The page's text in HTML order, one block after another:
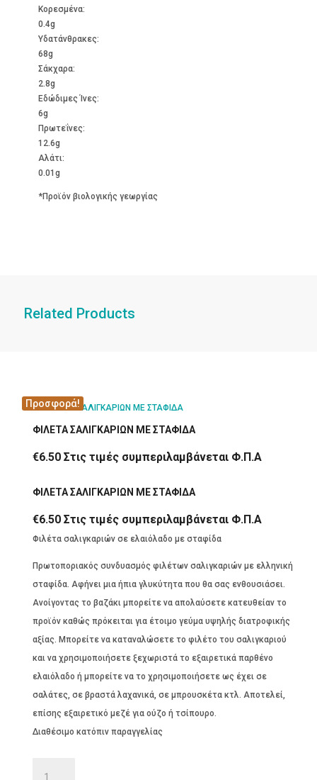
Kορεσμένα:
0.4g
Υδατάνθρακες:
68g
Σάκχαρα:
2.8g
Εδώδιμες Ίνες:
6g
Πρωτεΐνες:
12.6g
Αλάτι:
0.01g
*Προϊόν βιολογικής γεωργίας
Related Products
ΦΙΛΕΤΑ ΣΑΛΙΓΚΑΡΙΩΝ ΜΕ ΣΤΑΦΙΔΑ
€6.50 Στις τιμές συμπεριλαμβάνεται Φ.Π.Α
ΦΙΛΕΤΑ ΣΑΛΙΓΚΑΡΙΩΝ ΜΕ ΣΤΑΦΙΔΑ
€6.50 Στις τιμές συμπεριλαμβάνεται Φ.Π.Α
Φιλέτα σαλιγκαριών σε ελαιόλαδο με σταφίδα
Πρωτοποριακός συνδυασμός φιλέτων σαλιγκαριών με ελληνική
σταφίδα. Αφήνει μια ήπια γλυκύτητα που θα σας ενθουσιάσει.
Ανοίγοντας το βαζάκι μπορείτε να απολαύσετε κατευθείαν το
προϊόν καθώς πρόκειται για έτοιμο γεύμα υψηλής διατροφικής
αξίας. Μπορείτε να καταναλώσετε το φιλέτο του σαλιγκαριού
και να χρησιμοποιήσετε ξεχωριστά το εξαιρετικά παρθένο
ελαιόλαδο ή μπορείτε να το χρησιμοποιήσετε ως έχει σε
σαλάτες, σε βραστά λαχανικά, σε μπρουσκέτα κτλ. Αποτελεί,
επίσης εξαιρετικό μεζέ για ούζο ή τσίπουρο.
Διαθέσιμο κατόπιν παραγγελίας
Προσφορά!